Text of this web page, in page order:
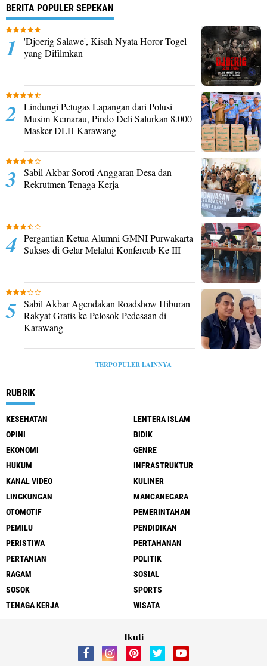
BERITA POPULER SEPEKAN
'Djoerig Salawe', Kisah Nyata Horor Togel
yang Difilmkan
Lindungi Petugas Lapangan dari Polusi
Musim Kemarau, Pindo Deli Salurkan 8.000
Masker DLH Karawang
Sabil Akbar Soroti Anggaran Desa dan
Rekrutmen Tenaga Kerja
Pergantian Ketua Alumni GMNI Purwakarta
Sukses di Gelar Melalui Konfercab Ke III
Sabil Akbar Agendakan Roadshow Hiburan
Rakyat Gratis ke Pelosok Pedesaan di
Karawang
TERPOPULER LAINNYA
RUBRIK
KESEHATAN
LENTERA ISLAM
OPINI
BIDIK
EKONOMI
GENRE
HUKUM
INFRASTRUKTUR
KANAL VIDEO
KULINER
LINGKUNGAN
MANCANEGARA
OTOMOTIF
PEMERINTAHAN
PEMILU
PENDIDIKAN
PERISTIWA
PERTAHANAN
PERTANIAN
POLITIK
RAGAM
SOSIAL
SOSOK
SPORTS
TENAGA KERJA
WISATA
Ikuti